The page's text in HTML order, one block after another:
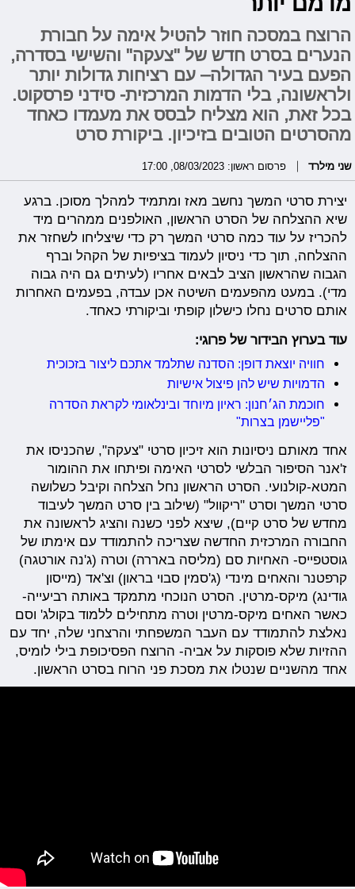
הרוצח במסכה חוזר להטיל אימה על חבורת
הנערים בסרט חדש של "צעקה" והשישי בסדרה,
הפעם בעיר הגדולה– עם רציחות גדולות יותר
ולראשונה, בלי הדמות המרכזית- סידני פרסקוט.
בכל זאת, הוא מצליח לבסס את מעמדו כאחד
מהסרטים הטובים בזיכיון. ביקורת סרט
שני מילרד פרסום ראשון: 08/03/2023, 17:00
יצירת סרטי המשך נחשב מאז ומתמיד למהלך מסוכן. ברגע
שיא ההצלחה של הסרט הראשון, האולפנים ממהרים מיד
להכריז על עוד כמה סרטי המשך רק כדי שיצליחו לשחזר את
ההצלחה, תוך כדי ניסיון לעמוד בציפיות של הקהל וברף
הגבוה שהראשון הציב לבאים אחריו (לעיתים גם היה גבוה
מדי). במעט מהפעמים השיטה אכן עבדה, בפעמים האחרות
אותם סרטים נחלו כישלון קופתי וביקורתי כאחד.
עוד בערוץ הבידור של פרוגי:
חוויה יוצאת דופן: הסדנה שתלמד אתכם ליצור בזכוכית
הדמויות שיש להן פיצול אישיות
חוכמת הג׳חנון: ראיון מיוחד ובינלאומי לקראת הסדרה
"פליישמן בצרות"
אחד מאותם ניסיונות הוא זיכיון סרטי "צעקה", שהכניסו את
ז'אנר הסיפור הבלשי לסרטי האימה ופיתחו את ההומור
המטא-קולנועי. הסרט הראשון נחל הצלחה וקיבל כשלושה
סרטי המשך וסרט "ריקוול" (שילוב בין סרט המשך לעיבוד
מחדש של סרט קיים), שיצא לפני כשנה והציג לראשונה את
החבורה המרכזית החדשה שצריכה להתמודד עם אימתו של
גוסטפייס- האחיות סם (מליסה באררה) וטרה (ג'נה אורטגה)
קרפטנר והאחים מינדי (ג'סמין סבוי בראון) וצ'אד (מייסון
גודינג) מיקס-מרטין. הסרט הנוכחי מתמקד באותה רביעייה-
כאשר האחים מיקס-מרטין וטרה מתחילים ללמוד בקולג' וסם
נאלצת להתמודד עם העבר המשפחתי והרצחני שלה, יחד עם
ההזיות שלא פוסקות על אביה- הרוצח הפסיכופת בילי לומיס,
אחד מהשניים שנטלו את מסכת פני הרוח בסרט הראשון.